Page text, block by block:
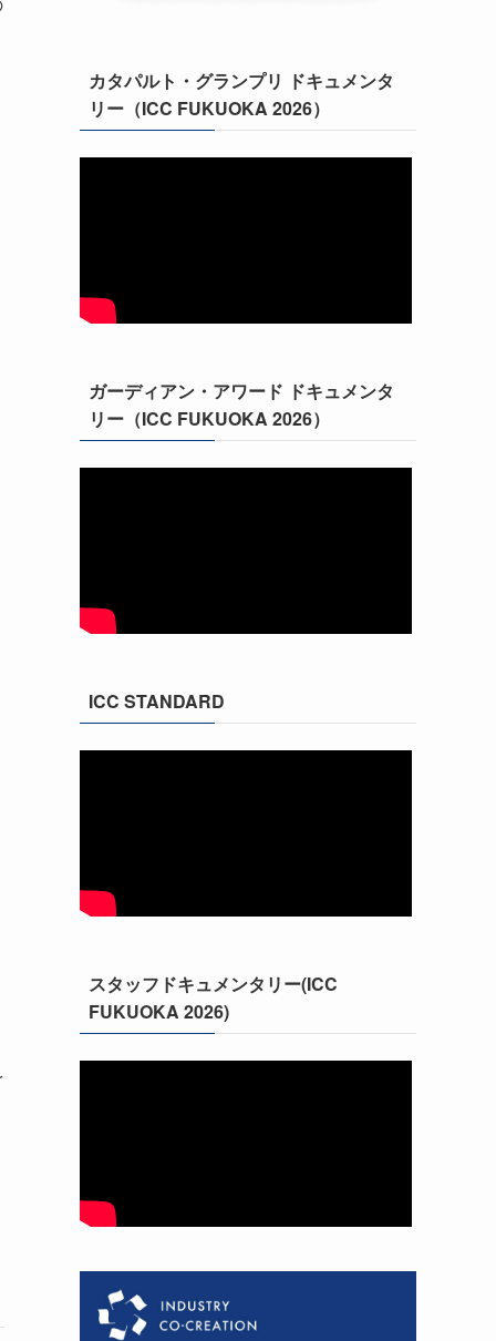
カタパルト・グランプリ ドキュメンタ
リー（ICC FUKUOKA 2026）
ガーディアン・アワード ドキュメンタ
リー（ICC FUKUOKA 2026）
ICC STANDARD
スタッフドキュメンタリー(ICC
FUKUOKA 2026)